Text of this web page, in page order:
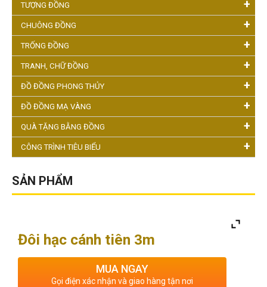
SẢN PHẨM
Đôi hạc cánh tiên 3m
MUA NGAY
Gọi điện xác nhận và giao hàng tận nơi
TƯỢNG ĐỒNG
CHUÔNG ĐỒNG
TRỐNG ĐỒNG
TRANH, CHỮ ĐỒNG
ĐỒ ĐỒNG PHONG THỦY
ĐỒ ĐỒNG MẠ VÀNG
QUÀ TẶNG BẰNG ĐỒNG
CÔNG TRÌNH TIÊU BIỂU